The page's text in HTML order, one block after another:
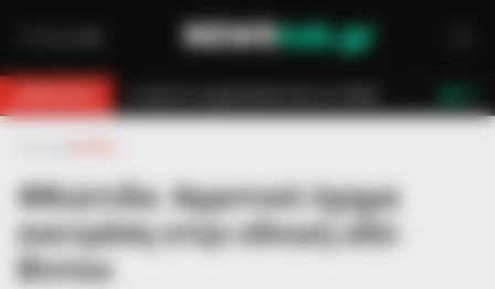
Φθιώτιδα: Αγροτικό όχημα
ανετράπη στην εθνική οδό-
Βίντεο